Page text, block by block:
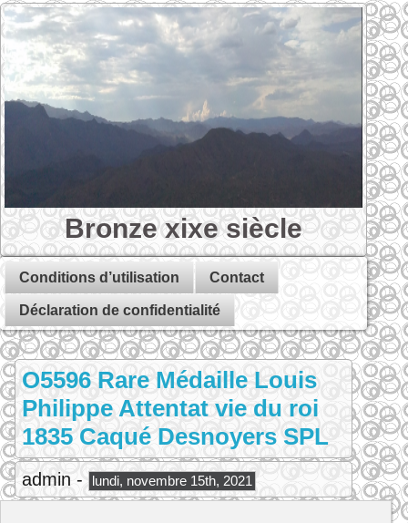
Bronze xixe siècle
Conditions d’utilisation Contact
Déclaration de confidentialité
O5596 Rare Médaille Louis
Philippe Attentat vie du roi
1835 Caqué Desnoyers SPL
admin - lundi, novembre 15th, 2021